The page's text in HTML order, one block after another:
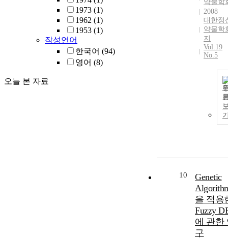
1973 (1)
1962 (1)
1953 (1)
작성언어
한국어 (94)
영어 (8)
오늘 본 자료
약물학
2008
대한정
약물학
지
Vol.19
No.5
10
Genetic
을 적용
Fuzzy
에 관한
구